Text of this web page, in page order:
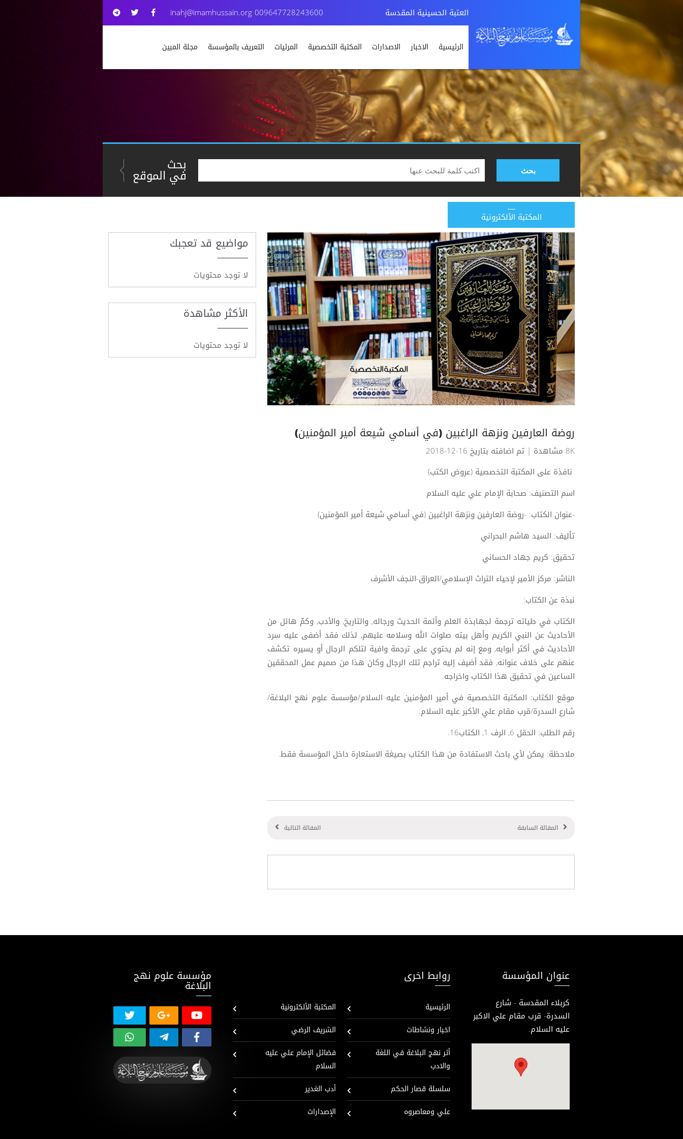
العتبة الحسينية المقدسة 009647728243600
inahj@imamhussain.org
الرئيسية الاخبار الاصدارات المكتبة التخصصية المرئيات التعريف بالمؤسسة مجلة المبين
بحث بحث
في الموقع
المكتبة الألكترونية
روضة العارفين ونزهة الراغبين (في أسامي شيعة أمير المؤمنين)
8K مشاهدة
| تم اضافته بتاريخ 16-12-2018
نافذة على المكتبة التخصصية (عروض الكتب)
اسم التصنيف: صحابة الإمام علي عليه السلام
-عنوان الكتاب: -روضة العارفين ونزهة الراغبين (في أسامي شيعة أمير المؤمنين)
تأليف: السيد هاشم البحراني
تحقيق: كريم جهاد الحساني
الناشر: مركز الأمير لإحياء التراث الإسلامي/العراق-النجف الأشرف
نبذة عن الكتاب:
الكتاب في طياته ترجمة لجهابذة العلم وأئمة الحديث ورجاله, والتاريخ, والأدب, وكمٌ هائل من
الأحاديث عن النبي الكريم وأهل بيته صلوات الله وسلامه عليهم, لذلك فقد أضفى عليه سرد
الأحاديث في أكثر أبوابه, ومع إنه لم يحتوي على ترجمة وافية لتلكم الرجال أو يسيره تكشف
عنهم على خلاف عنوانه, فقد أضيف إليه تراجم تلك الرجال وكان هذا من صميم عمل المحققين
الساعين في تحقيق هذا الكتاب واخراجه.
موقع الكتاب: المكتبة التخصصية في أمير المؤمنين عليه السلام/مؤسسة علوم نهج البلاغة/
شارع السدرة/قرب مقام علي الأكبر عليه السلام.
رقم الطلب: الحقل 6, الرف 1, الكتاب16.
ملاحظة: يمكن لأي باحث الاستفادة من هذا الكتاب بصيغة الاستعارة داخل المؤسسة فقط.
المقالة السابقة المقالة التالية
مواضيع قد تعجبك
لا توجد محتويات
الأكثر مشاهدة
لا توجد محتويات
عنوان المؤسسة
كربلاء المقدسة - شارع
السدرة- قرب مقام علي الاكبر
عليه السلام.
روابط اخرى
الرئيسية
اخبار ونشاطات
أثر نهج البلاغة في اللغة
والادب
سلسلة قصار الحكم
علي ومعاصروه
المكتبة الألكترونية
الشريف الرضي
فضائل الإمام علي عليه
السلام
أدب الغدير
الإصدارات
مؤسسة علوم نهج
البلاغة